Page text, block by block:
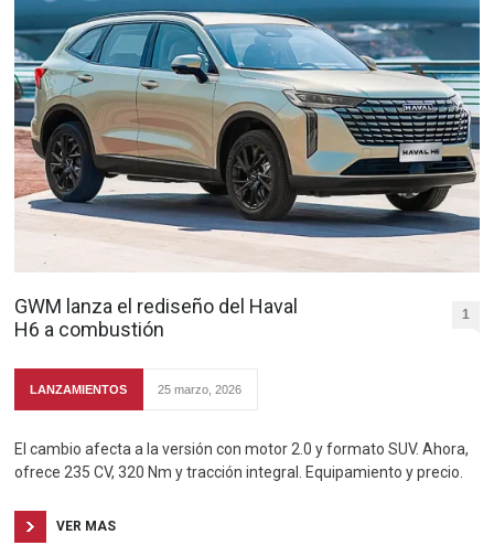
GWM lanza el rediseño del Haval
H6 a combustión
1
LANZAMIENTOS 25 marzo, 2026
El cambio afecta a la versión con motor 2.0 y formato SUV. Ahora,
ofrece 235 CV, 320 Nm y tracción integral. Equipamiento y precio.
VER MAS